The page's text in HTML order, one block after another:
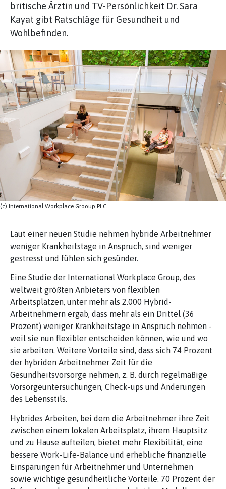
britische Ärztin und TV-Persönlichkeit Dr. Sara
Kayat gibt Ratschläge für Gesundheit und
Wohlbefinden.
(c) International Workplace Grooup PLC
Laut einer neuen Studie nehmen hybride Arbeitnehmer
weniger Krankheitstage in Anspruch, sind weniger
gestresst und fühlen sich gesünder.
Eine Studie der International Workplace Group, des
weltweit größten Anbieters von flexiblen
Arbeitsplätzen, unter mehr als 2.000 Hybrid-
Arbeitnehmern ergab, dass mehr als ein Drittel (36
Prozent) weniger Krankheitstage in Anspruch nehmen -
weil sie nun flexibler entscheiden können, wie und wo
sie arbeiten. Weitere Vorteile sind, dass sich 74 Prozent
der hybriden Arbeitnehmer Zeit für die
Gesundheitsvorsorge nehmen, z. B. durch regelmäßige
Vorsorgeuntersuchungen, Check-ups und Änderungen
des Lebensstils.
Hybrides Arbeiten, bei dem die Arbeitnehmer ihre Zeit
zwischen einem lokalen Arbeitsplatz, ihrem Hauptsitz
und zu Hause aufteilen, bietet mehr Flexibilität, eine
bessere Work-Life-Balance und erhebliche finanzielle
Einsparungen für Arbeitnehmer und Unternehmen
sowie wichtige gesundheitliche Vorteile. 70 Prozent der